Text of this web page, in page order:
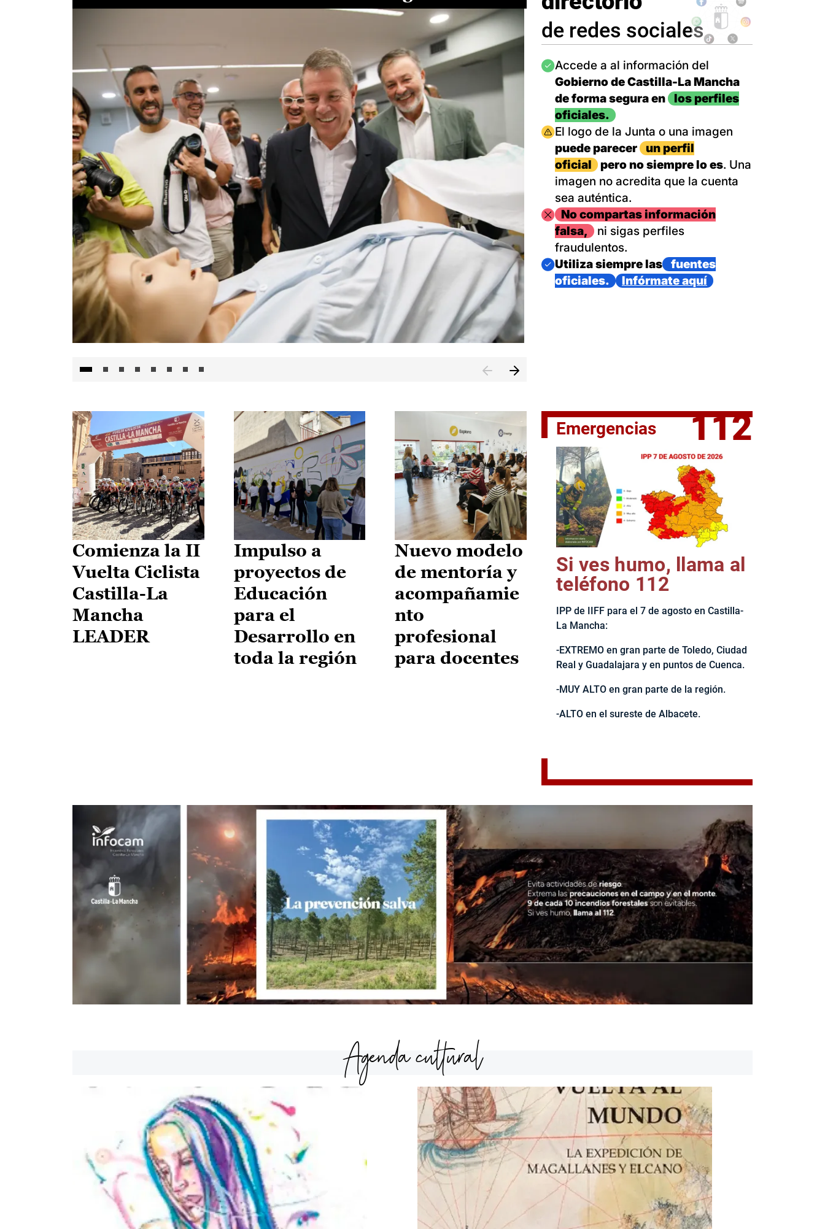
El jefe del Ejecutivo castellanomanchego, Emiliano García-
de redes sociales
Imagen
Accede a al información del
Gobierno de Castilla-La Mancha
de forma segura en
los perfiles
oficiales.
Imagen
El logo de la Junta o una imagen
puede parecer
un perfil
oficial
pero no siempre lo es. Una
imagen no acredita que la cuenta
sea auténtica.
ImagenNo compartas información
falsa,
ni sigas perfiles
fraudulentos.
Imagen
Utiliza siempre las
fuentes
oficiales.
Infórmate aquí
Comienza la II
Vuelta Ciclista
Castilla-La
Mancha
LEADER
Impulso a
proyectos de
Educación
para el
Desarrollo en
toda la región
Nuevo modelo
de mentoría y
acompañamie
nto
profesional
para docentes
Emergencias 112
Si ves humo, llama al
teléfono 112
IPP de IIFF para el 7 de agosto en Castilla-
La Mancha:
-EXTREMO en gran parte de Toledo, Ciudad
Real y Guadalajara y en puntos de Cuenca.
-MUY ALTO en gran parte de la región.
-ALTO en el sureste de Albacete.
Agenda cultural